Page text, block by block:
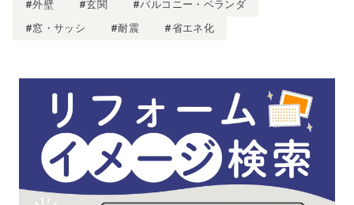
#外壁
#玄関
#バルコニー・ベランダ
#窓・サッシ
#耐震 #省エネ化